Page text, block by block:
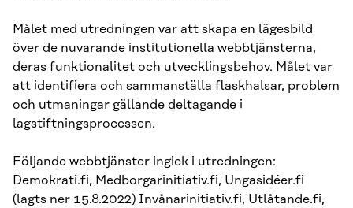
Målet med utredningen var att skapa en lägesbild
över de nuvarande institutionella webbtjänsterna,
deras funktionalitet och utvecklingsbehov. Målet var
att identifiera och sammanställa flaskhalsar, problem
och utmaningar gällande deltagande i
lagstiftningsprocessen.
Följande webbtjänster ingick i utredningen:
Demokrati.fi, Medborgarinitiativ.fi, Ungasidéer.fi
(lagts ner 15.8.2022) Invånarinitiativ.fi, Utlåtande.fi,